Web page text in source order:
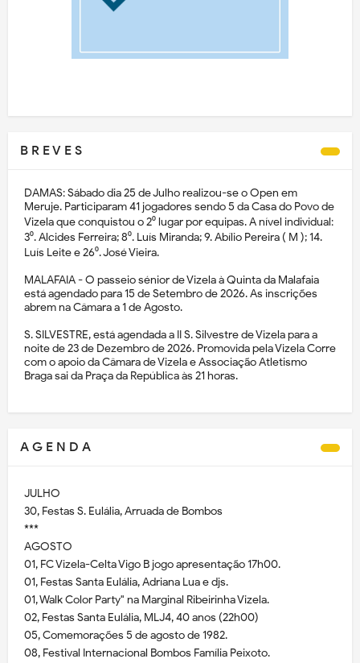
B R E V E S
DAMAS: Sábado dia 25 de Julho realizou-se o Open em
Meruje. Participaram 41 jogadores sendo 5 da Casa do Povo de
Vizela que conquistou o 2⁰ lugar por equipas. A nível individual:
3⁰. Alcides Ferreira; 8⁰. Luís Miranda; 9. Abílio Pereira ( M ); 14.
Luís Leite e 26⁰. José Vieira.
MALAFAIA - O passeio sénior de Vizela à Quinta da Malafaia
está agendado para 15 de Setembro de 2026. As inscrições
abrem na Câmara a 1 de Agosto.
S. SILVESTRE, está agendada a II S. Silvestre de Vizela para a
noite de 23 de Dezembro de 2026. Promovida pela Vizela Corre
com o apoio da Câmara de Vizela e Associação Atletismo
Braga sai da Praça da República às 21 horas.
A G E N D A
JULHO
30, Festas S. Eulália, Arruada de Bombos
***
AGOSTO
01, FC Vizela-Celta Vigo B jogo apresentação 17h00.
01, Festas Santa Eulália, Adriana Lua e djs.
01, Walk Color Party" na Marginal Ribeirinha Vizela.
02, Festas Santa Eulália, MLJ4, 40 anos (22h00)
05, Comemorações 5 de agosto de 1982.
08, Festival Internacional Bombos Família Peixoto.